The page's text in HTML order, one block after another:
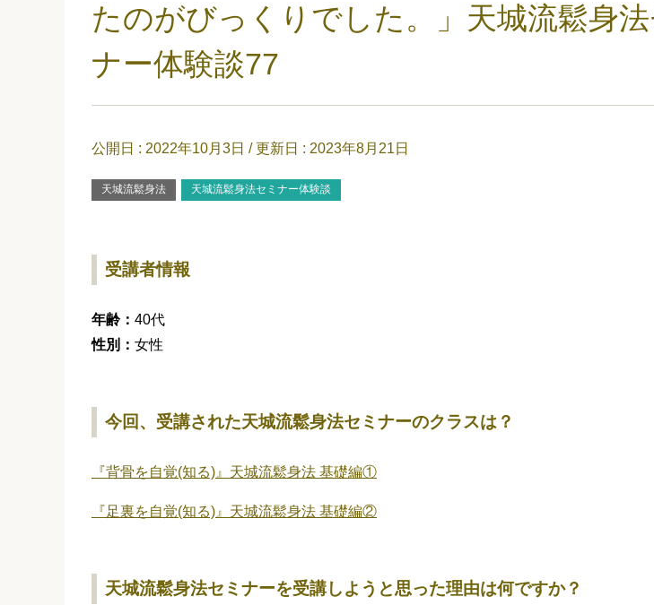
たのがびっくりでした。」天城流鬆身法
ナー体験談77
公開日 : 2022年10月3日 / 更新日 : 2023年8月21日
天城流鬆身法 天城流鬆身法セミナー体験談
受講者情報
年齢： 40代
性別： 女性
今回、受講された天城流鬆身法セミナーのクラスは？
『背骨を自覚(知る)』天城流鬆身法 基礎編①
『足裏を自覚(知る)』天城流鬆身法 基礎編②
天城流鬆身法セミナーを受講しようと思った理由は何ですか？